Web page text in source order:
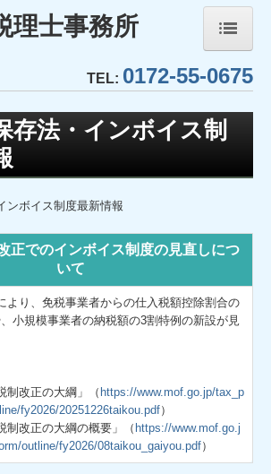
介
ムのご紹介
人会計DB
人経営指標
理士事務所
TEL: 0172-55-0675
存法・インボイス制
正でのインボイス制度の見直しにつ
いて
より、免税事業者からの仕入税額控除割合の
小規模事業者の納税額の3割特例の新設が見
制改正の大綱」（ https://www.mof.go.jp/tax_p
fy2026/20251226taikou.pdf）
制改正の大綱の概要」（ https://www.mof.go.j
outline/fy2026/08taikou_gaiyou.pdf）